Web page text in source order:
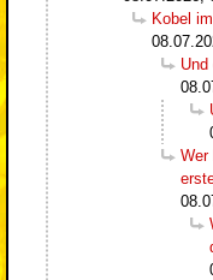
Kobel
Wer